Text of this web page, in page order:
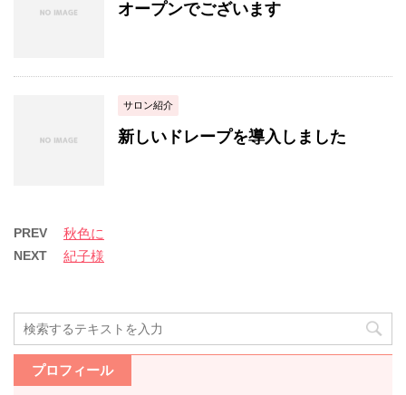
オープンでございます
サロン紹介
新しいドレープを導入しました
PREV 秋色に
NEXT 紀子様
プロフィール